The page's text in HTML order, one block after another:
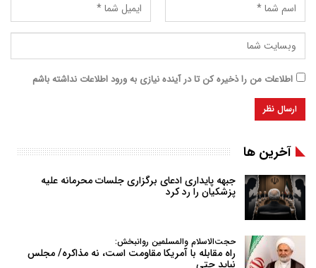
اطلاعات من را ذخیره کن تا در آینده نیازی به ورود اطلاعات نداشته باشم
آخرین ها
جبهه پایداری ادعای برگزاری جلسات محرمانه علیه
پزشکیان را رد کرد
حجت‌الاسلام والمسلمین روانبخش:
راه مقابله با آمریکا مقاومت است، نه مذاکره/ مجلس
نباید حتی